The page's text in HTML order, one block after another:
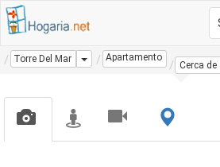
Torre Del Mar Dropdown
Apartamento
Cerca de